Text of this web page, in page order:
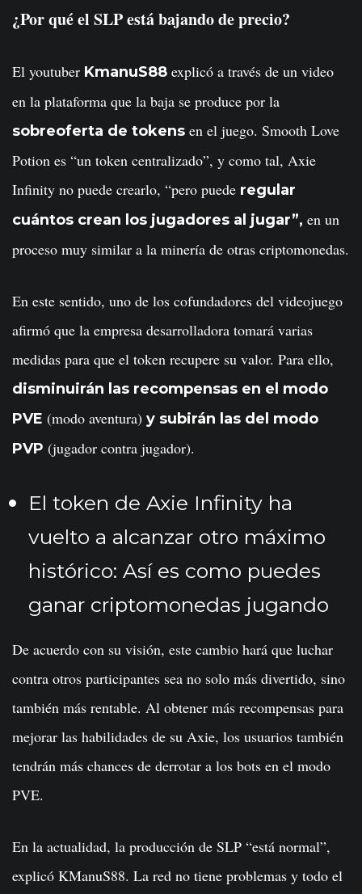
¿Por qué el SLP está bajando de precio?
El youtuber KmanuS88 explicó a través de un video
en la plataforma que la baja se produce por la
sobreoferta de tokens en el juego. Smooth Love
Potion es “un token centralizado”, y como tal, Axie
Infinity no puede crearlo, “pero puede regular
cuántos crean los jugadores al jugar”, en un
proceso muy similar a la minería de otras criptomonedas.
En este sentido, uno de los cofundadores del videojuego
afirmó que la empresa desarrolladora tomará varias
medidas para que el token recupere su valor. Para ello,
disminuirán las recompensas en el modo
PVE (modo aventura) y subirán las del modo
PVP (jugador contra jugador).
El token de Axie Infinity ha
vuelto a alcanzar otro máximo
histórico: Así es como puedes
ganar criptomonedas jugando
De acuerdo con su visión, este cambio hará que luchar
contra otros participantes sea no solo más divertido, sino
también más rentable. Al obtener más recompensas para
mejorar las habilidades de su Axie, los usuarios también
tendrán más chances de derrotar a los bots en el modo
PVE.
En la actualidad, la producción de SLP “está normal”,
explicó KManuS88. La red no tiene problemas y todo el